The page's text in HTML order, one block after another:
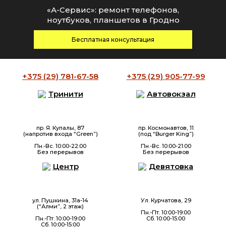
+375 (29) 781-67-58 +375 (29) 905-77-99
Тринити
пр. Я. Купалы, 87
(напротив входа “Green”)
Пн.-Вс. 10:00-22:00
Без перерывов
Автовокзал
пр. Космонавтов, 11
(под “Burger King”)
Пн.-Вс. 10:00-21:00
Без перерывов
Центр
ул. Пушкина, 31а-14
(“Алми”, 2 этаж)
Пн.-Пт. 10:00-19:00
Сб. 10:00-15:00
Девятовка
Ул. Курчатова, 29
Пн.-Пт. 10:00-19:00
Сб. 10:00-15:00
«А-Сервис»: ремонт телефонов,
ноутбуков, планшетов в Гродно
Бесплатная консультация